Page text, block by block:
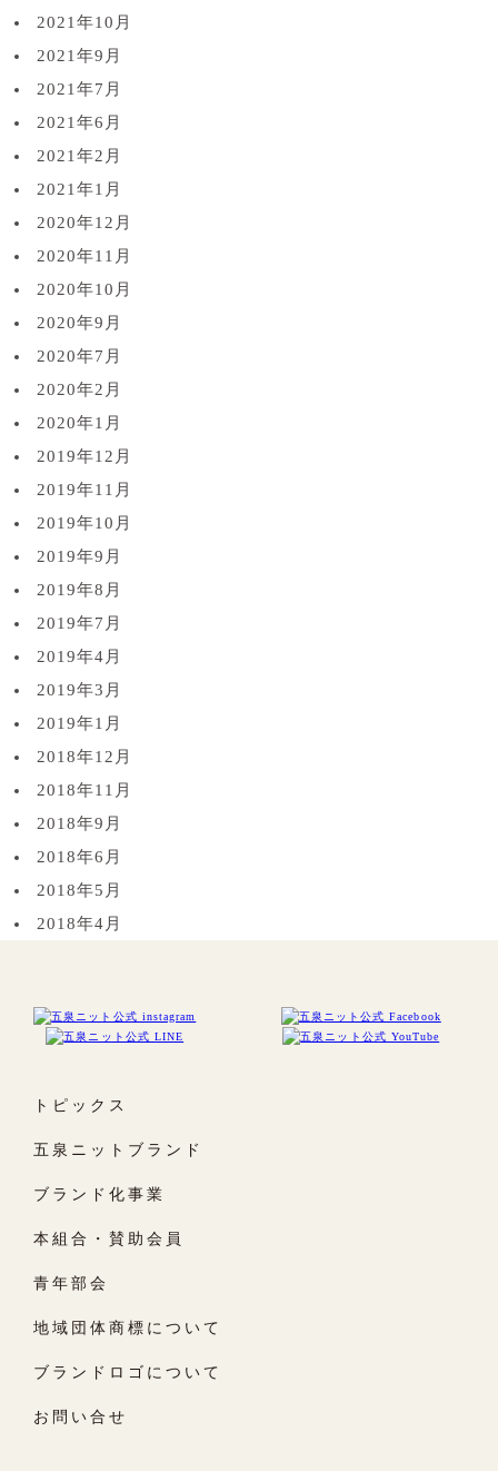
2021年10月
2021年9月
2021年7月
2021年6月
2021年2月
2021年1月
2020年12月
2020年11月
2020年10月
2020年9月
2020年7月
2020年2月
2020年1月
2019年12月
2019年11月
2019年10月
2019年9月
2019年8月
2019年7月
2019年4月
2019年3月
2019年1月
2018年12月
2018年11月
2018年9月
2018年6月
2018年5月
2018年4月
トピックス
五泉ニットブランド
ブランド化事業
本組合・賛助会員
青年部会
地域団体商標について
ブランドロゴについて
お問い合せ